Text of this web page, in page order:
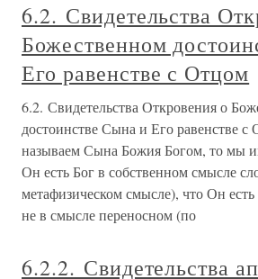
6.2. Свидетельства
Божественном
Его равенстве с Отцом
6.2. Свидетельства Откровения о
достоинстве Сына и Его равенстве
называем Сына Божия Богом, то мы
Он есть Бог в собственном смысле
метафизическом смысле), что Он есть
не в смысле переносном (по
6.2.2. Свидетельства